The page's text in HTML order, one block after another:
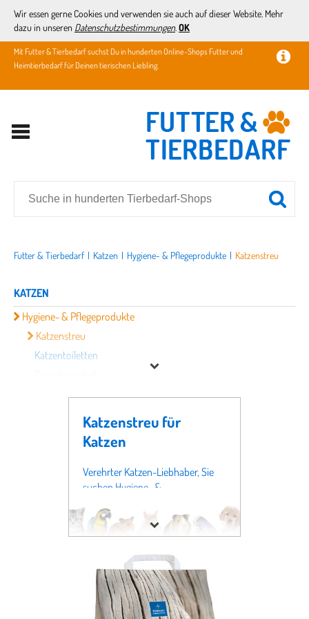
Wir essen gerne Cookies und verwenden sie auch auf dieser Website. Mehr
dazu in unseren Datenschutzbestimmungen. OK
Mit Futter & Tierbedarf suchst Du in hunderten Online-Shops Futter und
Heimtierbedarf für Deinen tierischen Liebling.
Futter & Tierbedarf | Katzen | Hygiene- & Pflegeprodukte | Katzenstreu
KATZEN
Hygiene- & Pflegeprodukte
Katzenstreu
Katzentoiletten
Tierhaarentferner
Katzen-Gesundheit
Katzen-Spielzeuge
Katzenstreu für
Katzen
Verehrter Katzen-Liebhaber, Sie
suchen Hygiene- &
speziell Katzenstreu? Dann sind sie
auf dieser Seite genau richtig -
& Tierbedarfin der Fachabteilung
für Katzen, und zwar im Bereich
Hygiene- & Pflegeprodukte
genau vor dem Regal für